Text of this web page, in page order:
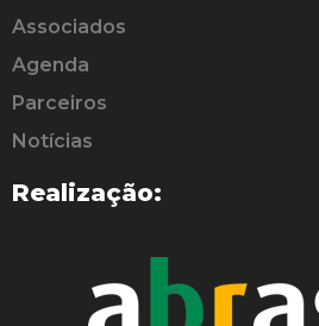
Associados
Agenda
Parceiros
Notícias
Realização: